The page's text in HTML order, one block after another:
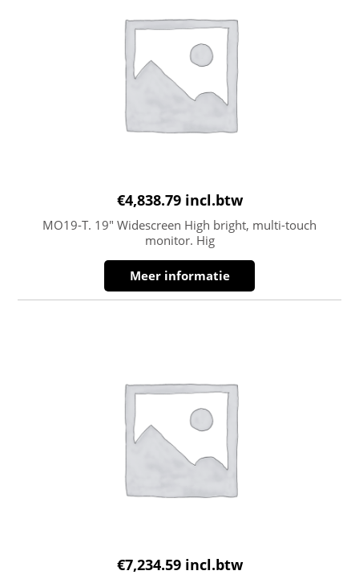
€4,838.79 incl.btw
MO19-T. 19″ Widescreen High bright, multi-touch
monitor. Hig
Meer informatie
€7,234.59 incl.btw